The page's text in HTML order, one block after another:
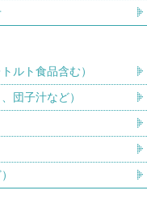
ルト食品含む）
団子汁など）